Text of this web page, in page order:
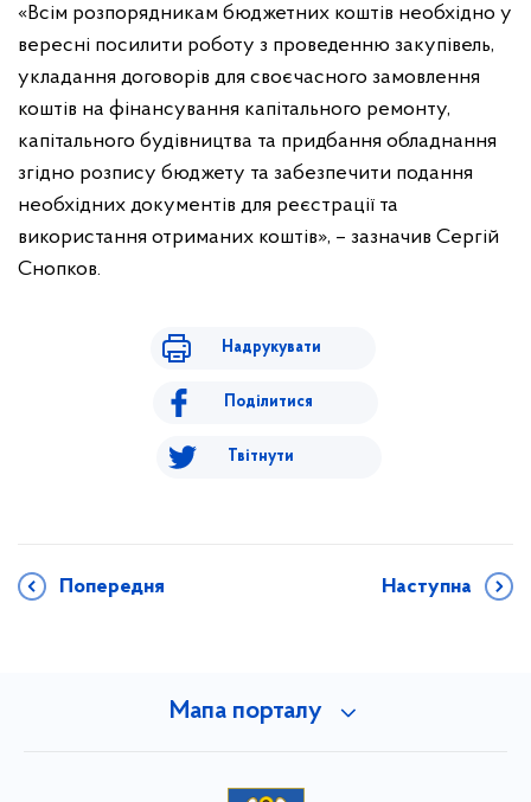
«Всім розпорядникам бюджетних коштів необхідно у
вересні посилити роботу з проведенню закупівель,
укладання договорів для своєчасного замовлення
коштів на фінансування капітального ремонту,
капітального будівництва та придбання обладнання
згідно розпису бюджету та забезпечити подання
необхідних документів для реєстрації та
використання отриманих коштів», – зазначив Сергій
Снопков.
Надрукувати
Поділитися
Твітнути
Попередня Наступна
Мапа порталу